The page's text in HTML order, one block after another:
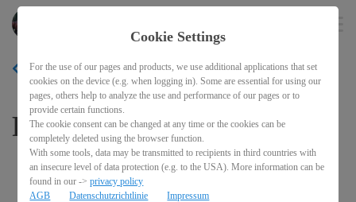
BACK
Pflegebeteiligungsvertrag
Cookie Settings
For the use of our pages and products, we use additional applications that set
cookies on the device (e.g. when logging in). Some are essential for using our
pages, others help to analyze the use and performance of our pages or to
provide certain functions.
The cookie consent can be changed at any time or the cookies can be
completely deleted using the browser function.
With some tools, data may be transmitted to recipients in third countries with
an insecure level of data protection (e.g. to the USA). More information can be
found in our ->privacy policy
AGB
Datenschutzrichtlinie Impressum